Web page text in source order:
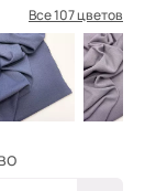
Все 107 цветов